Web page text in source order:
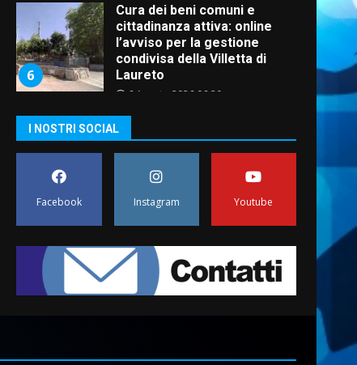
6
Cura dei beni comuni e
cittadinanza attiva: online
l’avviso per la gestione
condivisa della Villetta di
Laureto
6 Agosto 2026 06:20
prima assoluta de “L’Albergo
Belvedere. Il rapimento”
6 Agosto 2026 06:15
appuntamento con “Fasano in
Banda”
7 Agosto 2026 06:05
I NOSTRI SOCIAL
Facebook Instagram Youtube